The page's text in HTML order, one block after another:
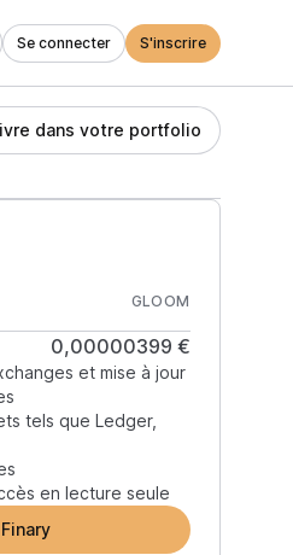
Se connecter S'inscrire
dans votre portfolio
GLOOM
0,00000399 €
et mise à jour
tels que Ledger,
en lecture seule